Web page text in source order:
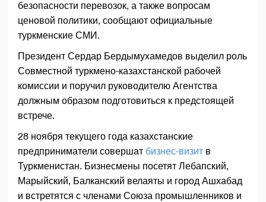
безопасности перевозок, а также вопросам
ценовой политики, сообщают официальные
туркменские СМИ.
Президент Сердар Бердымухамедов выделил роль
Совместной туркмено-казахстанской рабочей
комиссии и поручил руководителю Агентства
должным образом подготовиться к предстоящей
встрече.
28 ноября текущего года казахстанские
предприниматели совершат бизнес-визит в
Туркменистан. Бизнесмены посетят Лебапский,
Марыйский, Балканский велаяты и город Ашхабад
и встретятся с членами Союза промышленников и